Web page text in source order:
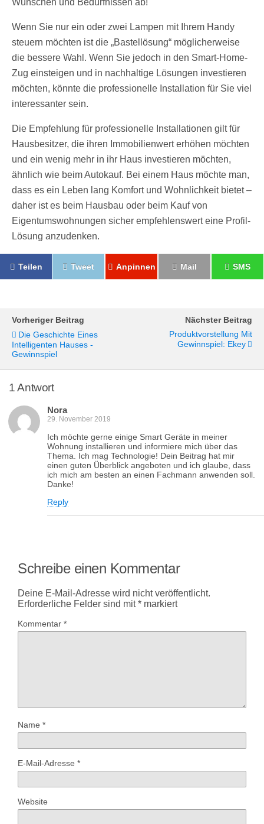
Wünschen und Bedürfnissen ab!
Wenn Sie nur ein oder zwei Lampen mit Ihrem Handy
steuern möchten ist die „Bastellösung“ möglicherweise
die bessere Wahl. Wenn Sie jedoch in den Smart-Home-
Zug einsteigen und in nachhaltige Lösungen investieren
möchten, könnte die professionelle Installation für Sie viel
interessanter sein.
Die Empfehlung für professionelle Installationen gilt für
Hausbesitzer, die ihren Immobilienwert erhöhen möchten
und ein wenig mehr in ihr Haus investieren möchten,
ähnlich wie beim Autokauf. Bei einem Haus möchte man,
dass es ein Leben lang Komfort und Wohnlichkeit bietet –
daher ist es beim Hausbau oder beim Kauf von
Eigentumswohnungen sicher empfehlenswert eine Profil-
Lösung anzudenken.
Teilen Tweet Anpinnen Mail SMS
Vorheriger Beitrag
Die Geschichte Eines
Intelligenten Hauses -
Gewinnspiel
Nächster Beitrag
Produktvorstellung Mit
Gewinnspiel: Ekey
1 Antwort
Nora
29. November 2019
Ich möchte gerne einige Smart Geräte in meiner
Wohnung installieren und informiere mich über das
Thema. Ich mag Technologie! Dein Beitrag hat mir
einen guten Überblick angeboten und ich glaube, dass
ich mich am besten an einen Fachmann anwenden soll.
Danke!
Reply
Schreibe einen Kommentar
Deine E-Mail-Adresse wird nicht veröffentlicht.
Erforderliche Felder sind mit* markiert
Kommentar *
Name *
E-Mail-Adresse *
Website